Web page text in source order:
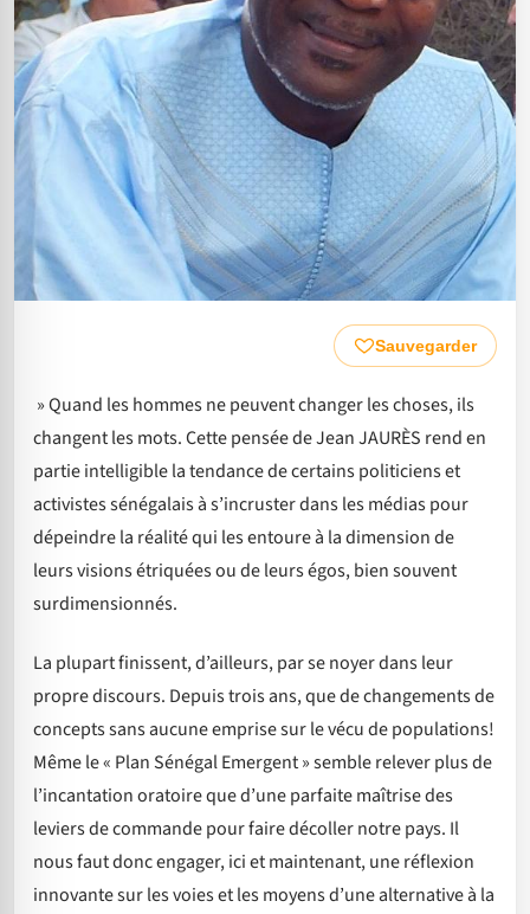
Sauvegarder
» Quand les hommes ne peuvent changer les choses, ils
changent les mots. Cette pensée de Jean JAURÈS rend en
partie intelligible la tendance de certains politiciens et
activistes sénégalais à s’incruster dans les médias pour
dépeindre la réalité qui les entoure à la dimension de
leurs visions étriquées ou de leurs égos, bien souvent
surdimensionnés.
La plupart finissent, d’ailleurs, par se noyer dans leur
propre discours. Depuis trois ans, que de changements de
concepts sans aucune emprise sur le vécu de populations!
Même le « Plan Sénégal Emergent » semble relever plus de
l’incantation oratoire que d’une parfaite maîtrise des
leviers de commande pour faire décoller notre pays. Il
nous faut donc engager, ici et maintenant, une réflexion
innovante sur les voies et les moyens d’une alternative à la